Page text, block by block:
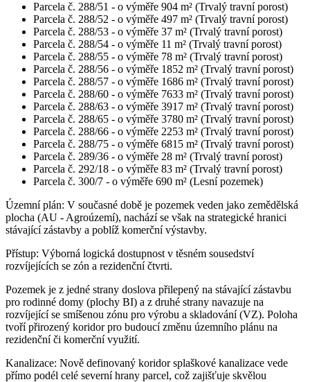
Parcela č. 288/51 - o výměře 904 m² (Trvalý travní porost)
Parcela č. 288/52 - o výměře 497 m² (Trvalý travní porost)
Parcela č. 288/53 - o výměře 37 m² (Trvalý travní porost)
Parcela č. 288/54 - o výměře 11 m² (Trvalý travní porost)
Parcela č. 288/55 - o výměře 78 m² (Trvalý travní porost)
Parcela č. 288/56 - o výměře 1852 m² (Trvalý travní porost)
Parcela č. 288/57 - o výměře 1686 m² (Trvalý travní porost)
Parcela č. 288/60 - o výměře 7633 m² (Trvalý travní porost)
Parcela č. 288/63 - o výměře 3917 m² (Trvalý travní porost)
Parcela č. 288/65 - o výměře 3780 m² (Trvalý travní porost)
Parcela č. 288/66 - o výměře 2253 m² (Trvalý travní porost)
Parcela č. 288/75 - o výměře 6815 m² (Trvalý travní porost)
Parcela č. 289/36 - o výměře 28 m² (Trvalý travní porost)
Parcela č. 292/18 - o výměře 83 m² (Trvalý travní porost)
Parcela č. 300/7 - o výměře 690 m² (Lesní pozemek)
Územní plán: V současné době je pozemek veden jako zemědělská
plocha (AU - Agroúzemí), nachází se však na strategické hranici
stávající zástavby a poblíž komerční výstavby.
Přístup: Výborná logická dostupnost v těsném sousedství
rozvíjejících se zón a rezidenční čtvrti.
Pozemek je z jedné strany doslova přilepený na stávající zástavbu
pro rodinné domy (plochy BI) a z druhé strany navazuje na
rozvíjející se smíšenou zónu pro výrobu a skladování (VZ). Poloha
tvoří přirozený koridor pro budoucí změnu územního plánu na
rezidenční či komerční využití.
Kanalizace: Nově definovaný koridor splaškové kanalizace vede
přímo podél celé severní hrany parcel, což zajišťuje skvělou